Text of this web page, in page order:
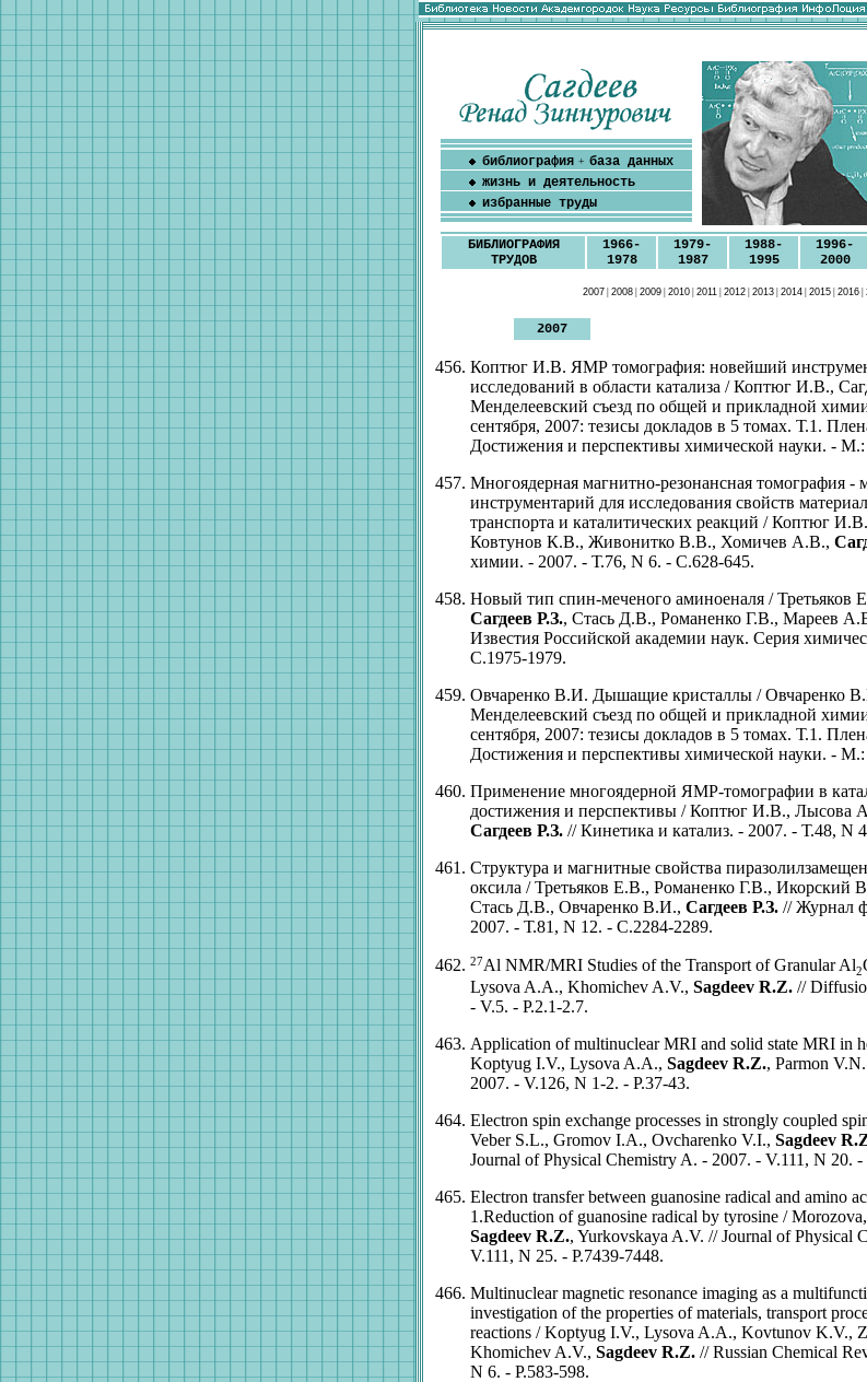
библиография + база данных
жизнь и деятельность
избранные труды
БИБЛИОГРАФИЯ
ТРУДОВ
1966-
1978
1979-
1987
1988-
1995
1996-
2000
2007| 2008| 2009| 2010| 2011| 2012| 2013| 2014| 2015| 2016|
2007
Коптюг И.В. ЯМР томография: новейший
исследований в области катализа / Коптюг И.В.,
Менделеевский съезд по общей и прикладной
сентября, 2007: тезисы докладов в 5 томах. Т.1.
Достижения и перспективы химической науки. -
Многоядерная магнитно-резонансная томография
инструментарий для исследования свойств
транспорта и каталитических реакций / Коптюг
Ковтунов К.В., Живонитко В.В., Хомичев А.В.,
химии. - 2007. - Т.76, N 6. - С.628-645.
Новый тип спин-меченого аминоеналя / Третьяков
Сагдеев Р.З., Стась Д.В., Романенко Г.В., Мареев
Известия Российской академии наук. Серия
С.1975-1979.
Овчаренко В.И. Дышащие кристаллы / Овчаренко
Менделеевский съезд по общей и прикладной
сентября, 2007: тезисы докладов в 5 томах. Т.1.
Достижения и перспективы химической науки. -
Применение многоядерной ЯМР-томографии в
достижения и перспективы / Коптюг И.В.,
Сагдеев Р.З. // Кинетика и катализ. - 2007. - Т.48, N
Структура и магнитные свойства
оксила / Третьяков Е.В., Романенко Г.В., Икорский
Стась Д.В., Овчаренко В.И., Сагдеев Р.З. // Журнал
2007. - Т.81, N 12. - С.2284-2289.
27Al NMR/MRI Studies of the Transport of Granular Al2
Lysova A.A., Khomichev A.V., Sagdeev R.Z. //
- V.5. - P.2.1-2.7.
Application of multinuclear MRI and solid state MRI in
Koptyug I.V., Lysova A.A., Sagdeev R.Z., Parmon
2007. - V.126, N 1-2. - P.37-43.
Electron spin exchange processes in strongly coupled
Veber S.L., Gromov I.A., Ovcharenko V.I., Sagdeev
Journal of Physical Chemistry A. - 2007. - V.111, N 20. -
Electron transfer between guanosine radical and amino
1.Reduction of guanosine radical by tyrosine /
Sagdeev R.Z., Yurkovskaya A.V. // Journal of Physical
V.111, N 25. - P.7439-7448.
Multinuclear magnetic resonance imaging as a
investigation of the properties of materials, transport
reactions / Koptyug I.V., Lysova A.A., Kovtunov K.V.,
Khomichev A.V., Sagdeev R.Z. // Russian Chemical
N 6. - P.583-598.